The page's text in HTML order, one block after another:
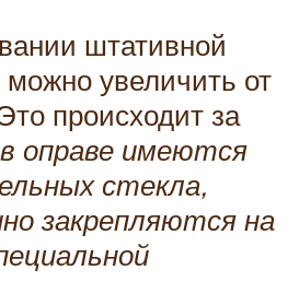
штативной
увеличить от
происходит за
в оправе имеются
стекла,
закрепляются на